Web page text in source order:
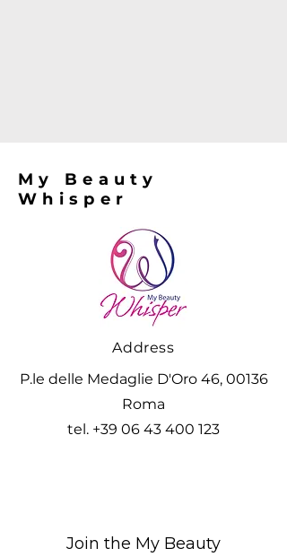
My Beauty
Whisper
Address
P.le delle Medaglie D'Oro 46, 00136
Roma
tel. +39 06 43 400 123